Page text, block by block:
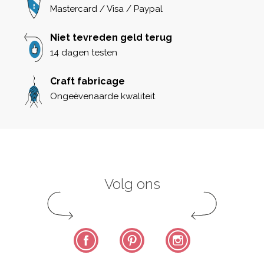
Mastercard / Visa / Paypal
Niet tevreden geld terug
14 dagen testen
Craft fabricage
Ongeëvenaarde kwaliteit
Volg ons
Facebook Pinterest